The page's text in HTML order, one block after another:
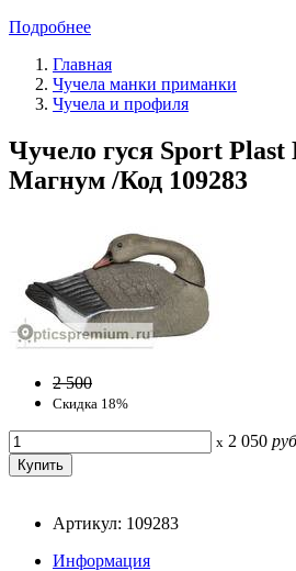
Подробнее
Главная
Чучела манки приманки
Чучела и профиля
Чучело гуся Sport
Магнум /Код 109283
2 500
Скидка 18%
x 2 050 руб
Артикул: 109283
Информация